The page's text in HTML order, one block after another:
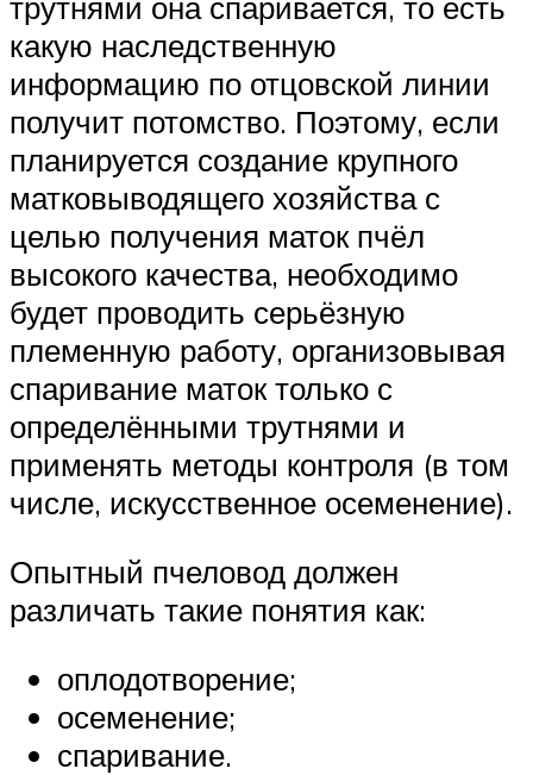
трутнями она спаривается, то есть
какую наследственную
информацию по отцовской линии
получит потомство. Поэтому, если
планируется создание крупного
матковыводящего хозяйства с
целью получения маток пчёл
высокого качества, необходимо
будет проводить серьёзную
племенную работу, организовывая
спаривание маток только с
определёнными трутнями и
применять методы контроля (в том
числе, искусственное осеменение).
Опытный пчеловод должен
различать такие понятия как:
оплодотворение;
осеменение;
спаривание.